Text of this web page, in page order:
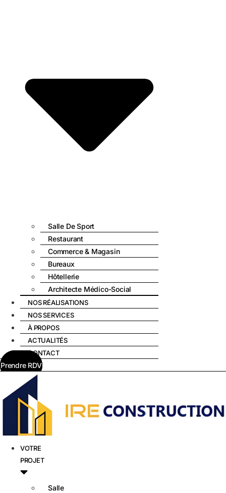
Salle De Sport
Restaurant
Commerce & Magasin
Bureaux
Hôtellerie
Architecte Médico-Social
NOS RÉALISATIONS
NOS SERVICES
À PROPOS
ACTUALITÉS
CONTACT
Prendre RDV
VOTRE
PROJET
Salle